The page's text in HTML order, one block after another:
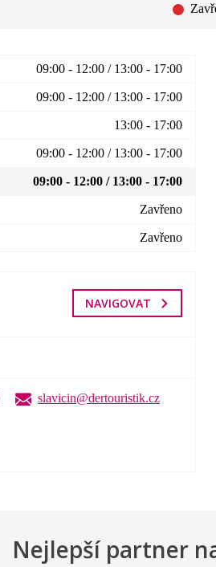
09:00 - 12:00 / 13:00 - 17:00
09:00 - 12:00 / 13:00 - 17:00
13:00 - 17:00
09:00 - 12:00 / 13:00 - 17:00
09:00 - 12:00 / 13:00 - 17:00
Zavřeno
Zavřeno
NAVIGOVAT
slavicin@dertouristik.cz
Nejlepší partner